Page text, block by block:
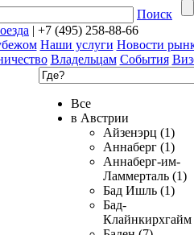
Поиск
| +7 (495) 258-88-66
Наши услуги Новости
Владельцам События
Все
в Австрии
Айзенэрц (1)
Аннаберг (1)
Аннаберг-им-
Ламмерталь (1)
Бад Ишль (1)
Бад-
Клайнкирхгайм